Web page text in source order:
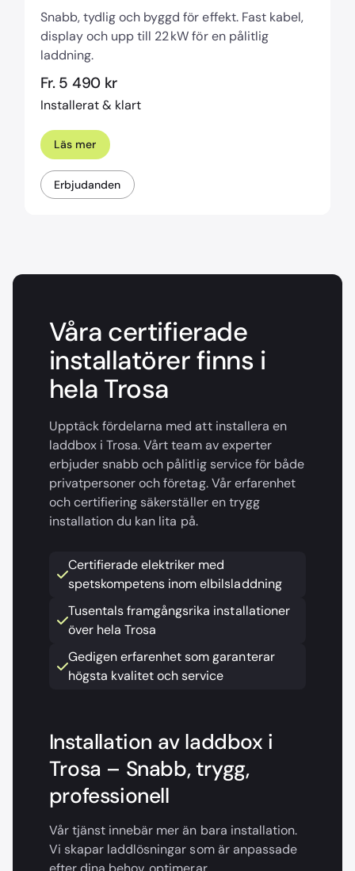
Snabb, tydlig och byggd för effekt. Fast kabel,
display och upp till 22 kW för en pålitlig
laddning.
Fr. 5 490 kr
Installerat & klart
Läs mer
Erbjudanden
Våra certifierade
installatörer finns i
hela Trosa
Upptäck fördelarna med att installera en
laddbox i Trosa. Vårt team av experter
erbjuder snabb och pålitlig service för både
privatpersoner och företag. Vår erfarenhet
och certifiering säkerställer en trygg
installation du kan lita på.
Certifierade elektriker med
spetskompetens inom elbilsladdning
Tusentals framgångsrika installationer
över hela Trosa
Gedigen erfarenhet som garanterar
högsta kvalitet och service
Installation av laddbox i
Trosa – Snabb, trygg,
professionell
Vår tjänst innebär mer än bara installation.
Vi skapar laddlösningar som är anpassade